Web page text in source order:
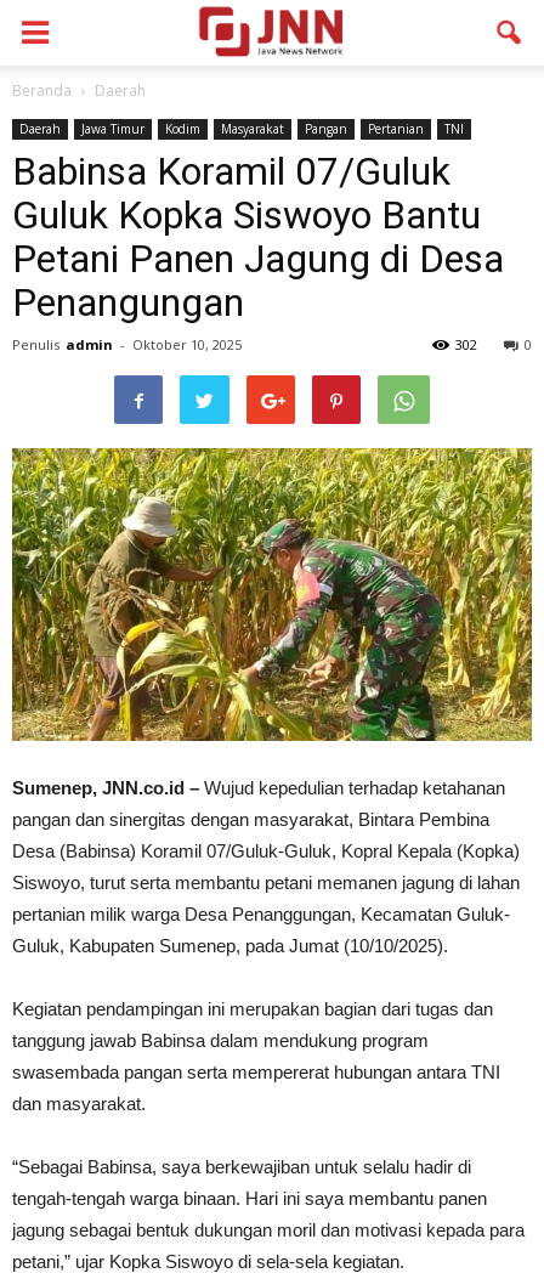
Beranda Daerah
Daerah Jawa Timur Kodim Masyarakat Pangan Pertanian TNI
Babinsa Koramil 07/Guluk
Guluk Kopka Siswoyo Bantu
Petani Panen Jagung di Desa
Penangungan
Penulis admin - Oktober 10, 2025 0
302
Sumenep, JNN.co.id – Wujud kepedulian terhadap ketahanan
pangan dan sinergitas dengan masyarakat, Bintara Pembina
Desa (Babinsa) Koramil 07/Guluk-Guluk, Kopral Kepala (Kopka)
Siswoyo, turut serta membantu petani memanen jagung di lahan
pertanian milik warga Desa Penanggungan, Kecamatan Guluk-
Guluk, Kabupaten Sumenep, pada Jumat (10/10/2025).
Kegiatan pendampingan ini merupakan bagian dari tugas dan
tanggung jawab Babinsa dalam mendukung program
swasembada pangan serta mempererat hubungan antara TNI
dan masyarakat.
“Sebagai Babinsa, saya berkewajiban untuk selalu hadir di
tengah-tengah warga binaan. Hari ini saya membantu panen
jagung sebagai bentuk dukungan moril dan motivasi kepada para
petani,” ujar Kopka Siswoyo di sela-sela kegiatan.